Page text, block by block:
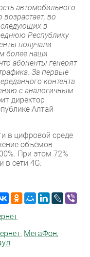
автомобильного
во
следующих в
Республику
получали
более наши
абоненты генерят
За первые
контента
с аналогичным
директор
Алтай
в цифровой среде
объёмов
При этом 72%
в сети 4G.
, МегаФон,